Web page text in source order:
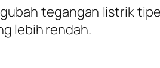
tegangan listrik
lebih rendah.